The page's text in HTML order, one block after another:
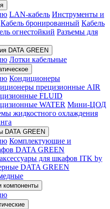
LAN-кабель Инструменты и
Кабель бронированный Кабель
огнестойкий Разъемы для
DATA GREEN
Лотки кабельные
Кондиционеры
прецизионные AIR
FLUID
WATER Мини-ЦОД
жидкостного охлаждения
DATA GREEN
Комплектующие и
DATA GREEN
для шкафов ITK by
DATA GREEN
компоненты